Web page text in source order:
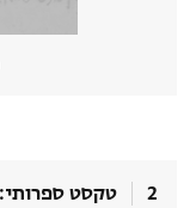
2 טקסט ספרותי